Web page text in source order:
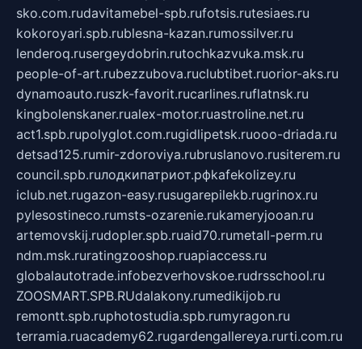
sko.com.rudavitamebel-spb.rufotsis.rutesiaes.ru
kokoroyari.spb.rublesna-kazan.rumossilver.ru
lenderoq.rusergeydobrin.rutochkazvuka.msk.ru
people-of-art.rubezzubova.ruclubtibet.ruorior-aks.ru
dynamoauto.ruszk-favorit.rucarlines.ruflatnsk.ru
kingbolenskaner.rualex-motor.ruastroline.net.ru
act1.spb.rupolyglot.com.rugidlipetsk.ruooo-driada.ru
detsad125.rumir-zdoroviya.rubruslanovo.rusiterem.ru
council.spb.ruлодкипатриот.рфkafekolizey.ru
iclub.net.rugazon-easy.rusugarepilekb.rugrinox.ru
pylesostineco.rumsts-ozarenie.rukameryjooan.ru
artemovskij.rudopler.spb.ruaid70.rumetall-perm.ru
ndm.msk.ruratingzooshop.ruapiaccess.ru
globalautotrade.infobezverhovskoe.rudrsschool.ru
ZOOSMART.SPB.RUdalakony.rumedikijob.ru
remontt.spb.ruphotostudia.spb.rumyragon.ru
terramia.ruacademy62.rugardengallereya.rurti.com.ru